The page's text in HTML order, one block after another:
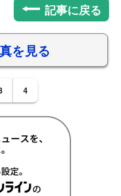
記事に戻る
を見る
4